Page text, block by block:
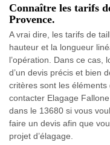
Connaître les tarifs
Provence.
A vrai dire, les tarifs de
hauteur et la longueur
l’opération. Dans ce cas,
d’un devis précis et bien
critères sont les
contacter Elagage
dans le 13680 si vous
faire un devis afin que
projet d’élagage.